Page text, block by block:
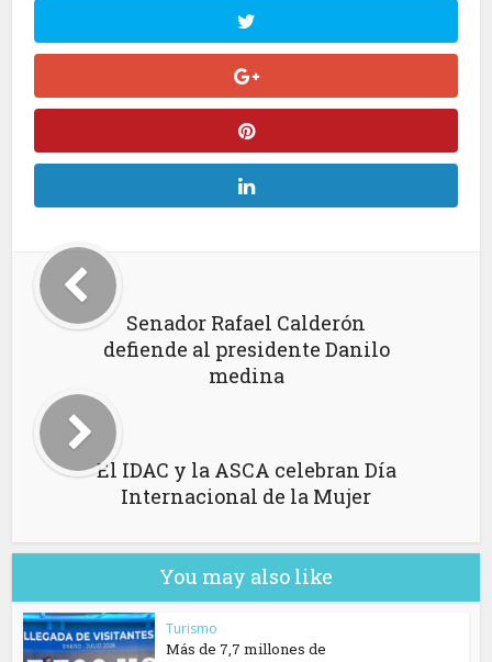
Senador Rafael Calderón
defiende al presidente Danilo
medina
El IDAC y la ASCA celebran Día
Internacional de la Mujer
You may also like
Turismo
Más de 7,7 millones de